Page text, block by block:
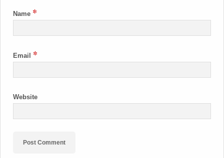
Name *
Email *
Website